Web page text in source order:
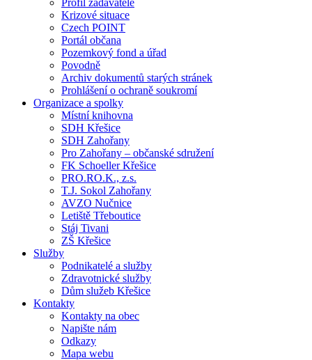
Profil zadavatele
Krizové situace
Czech POINT
Portál občana
Pozemkový fond a úřad
Povodně
Archiv dokumentů starých stránek
Prohlášení o ochraně soukromí
Organizace a spolky
Místní knihovna
SDH Křešice
SDH Zahořany
Pro Zahořany – občanské sdružení
FK Schoeller Křešice
PRO.RO.K., z.s.
T.J. Sokol Zahořany
AVZO Nučnice
Letiště Třeboutice
Stáj Tivani
ZŠ Křešice
Služby
Podnikatelé a služby
Zdravotnické služby
Dům služeb Křešice
Kontakty
Kontakty na obec
Napište nám
Odkazy
Mapa webu